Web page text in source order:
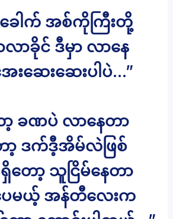
ေါက် အစ်ကိုကြီးတို့
လာခိုင် ဒီမှာ လာနေ
းဆေးဆေးပါပဲ…”
ာ့ ခဏပဲ လာနေတာ
ာ့ ဒက်ဒီ့အိမ်လဲဖြစ်
ော့ သူငြိမ်နေတာ
ပေမယ့် အန်တီလေးက